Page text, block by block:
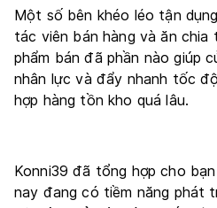
Một số bên khéo léo tận
tác viên bán hàng và ăn chia
phẩm bán đã phần nào giúp
nhân lực và đẩy nhanh tốc
hợp hàng tồn kho quá lâu.
Konni39 đã tổng hợp cho
nay đang có tiềm năng phát